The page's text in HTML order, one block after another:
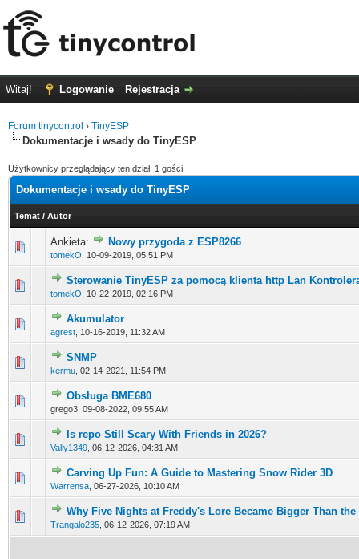
Witaj! Logowanie Rejestracja
Forum tinycontrol › TinyESP
Dokumentacje i wsady do TinyESP
Użytkownicy przeglądający ten dział: 1 gości
Dokumentacje i wsady do TinyESP
Temat / Autor
Ankieta: Nowy przygoda z ESP8266
tomekO 10-09-2019, 05:51 PM
0 głosów - średnia ocena: 0 na 5 gwiazdek
1234 5
Sterowanie TinyESP za pomocą klienta http Lan
tomekO 10-22-2019, 02:16 PM
0 głosów - średnia ocena: 0 na 5 gwiazdek
12 345
Akumulator
agrest 10-16-2019, 11:32 AM
0 głosów - średnia ocena: 0 na 5 gwiazdek
SNMP
kermu 02-14-2021, 11:54 PM
0 głosów - średnia ocena: 0 na 5 gwiazdek
Obsługa BME680
grego3, 09-08-2022, 09:55 AM
0 głosów - średnia ocena: 0 na 5 gwiazdek
Is repo Still Scary With Friends in 2026?
Vally1349 06-12-2026, 04:31 AM
0 głosów - średnia ocena: 0 na 5 gwiazdek
12 3 45
Carving Up Fun: A Guide to Mastering Snow Rider 3D
Warrensa 06-27-2026, 10:10 AM
0 głosów - średnia ocena: 0 na 5 gwiazdek
12345
Why Five Nights at Freddy's Lore Became Bigger Than the
Trangalo235 06-12-2026, 07:19 AM
0 głosów - średnia ocena: 0 na 5 gwiazdek
1234 5